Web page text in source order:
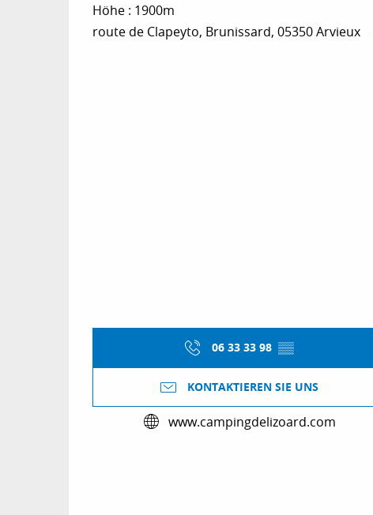
Höhe : 1900m
route de Clapeyto, Brunissard, 05350 Arvieux
06 33 33 98 ▒▒
KONTAKTIEREN SIE UNS
www.campingdelizoard.com